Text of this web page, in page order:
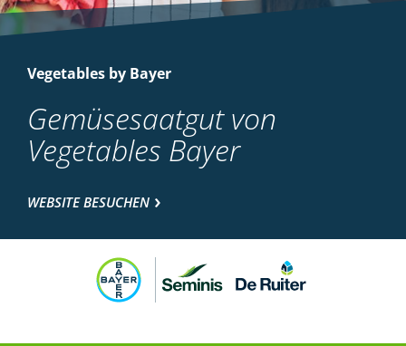
Vegetables by Bayer
Gemüsesaatgut von
Vegetables Bayer
WEBSITE BESUCHEN